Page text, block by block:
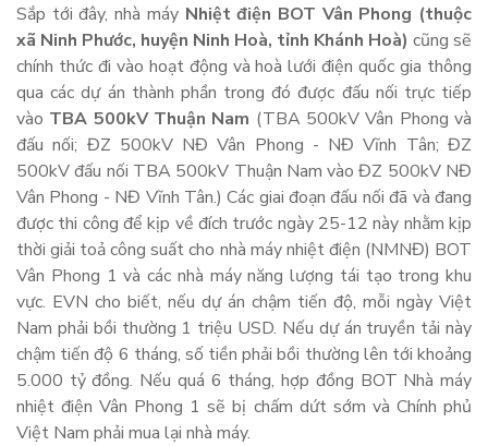
Sắp tới đây, nhà máy Nhiệt điện BOT Vân Phong (thuộc
xã Ninh Phước, huyện Ninh Hoà, tỉnh Khánh Hoà) cũng sẽ
chính thức đi vào hoạt động và hoà lưới điện quốc gia thông
qua các dự án thành phần trong đó được đấu nối trực tiếp
vào TBA 500kV Thuận Nam (TBA 500kV Vân Phong và
đấu nối; ĐZ 500kV NĐ Vân Phong - NĐ Vĩnh Tân; ĐZ
500kV đấu nối TBA 500kV Thuận Nam vào ĐZ 500kV NĐ
Vân Phong - NĐ Vĩnh Tân.) Các giai đoạn đấu nối đã và đang
được thi công để kịp về đích trước ngày 25-12 này nhằm kịp
thời giải toả công suất cho nhà máy nhiệt điện (NMNĐ) BOT
Vân Phong 1 và các nhà máy năng lượng tái tạo trong khu
vực. EVN cho biết, nếu dự án chậm tiến độ, mỗi ngày Việt
Nam phải bồi thường 1 triệu USD. Nếu dự án truyền tải này
chậm tiến độ 6 tháng, số tiền phải bồi thường lên tới khoảng
5.000 tỷ đồng. Nếu quá 6 tháng, hợp đồng BOT Nhà máy
nhiệt điện Vân Phong 1 sẽ bị chấm dứt sớm và Chính phủ
Việt Nam phải mua lại nhà máy.